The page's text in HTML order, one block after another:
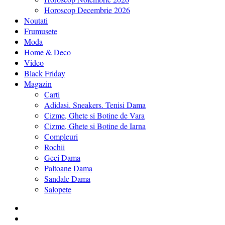
Horoscop Decembrie 2026
Noutati
Frumusete
Moda
Home & Deco
Video
Black Friday
Magazin
Carti
Adidasi. Sneakers. Tenisi Dama
Cizme, Ghete si Botine de Vara
Cizme, Ghete si Botine de Iarna
Compleuri
Rochii
Geci Dama
Paltoane Dama
Sandale Dama
Salopete